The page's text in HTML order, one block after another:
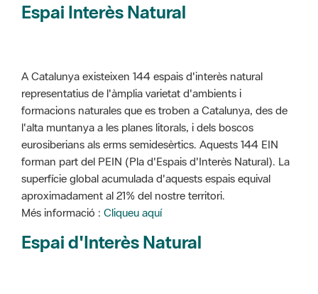
Espai Interès Natural
A Catalunya existeixen 144 espais d'interès natural
representatius de l'àmplia varietat d'ambients i
formacions naturales que es troben a Catalunya, des de
l'alta muntanya a les planes litorals, i dels boscos
eurosiberians als erms semidesèrtics. Aquests 144 EIN
forman part del PEIN (Pla d'Espais d'Interès Natural). La
superfície global acumulada d'aquests espais equival
aproximadament al 21% del nostre territori.
Més informació : Cliqueu aquí
Espai d'Interès Natural